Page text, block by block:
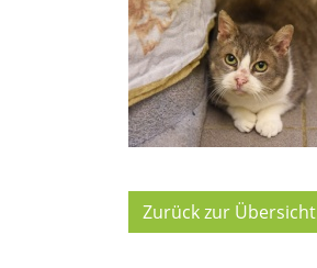
Zurück zur Übersicht